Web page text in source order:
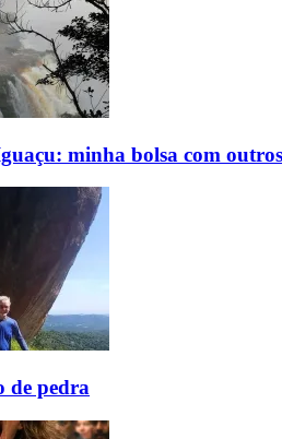
minha bolsa com
de pedra